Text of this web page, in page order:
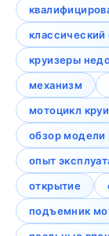
классический
круизеры
механизм
мотоцикл
обзор модели
опыт
открытие
подъемник